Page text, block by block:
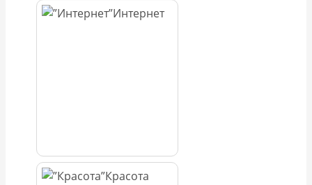
Интернет
Красота